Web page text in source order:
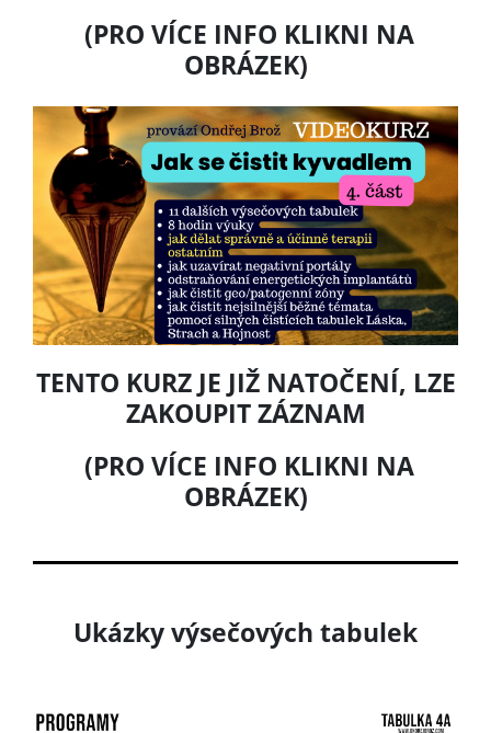
(PRO VÍCE INFO KLIKNI NA
OBRÁZEK)
TENTO KURZ JE JIŽ NATOČENÍ, LZE
ZAKOUPIT ZÁZNAM
(PRO VÍCE INFO KLIKNI NA
OBRÁZEK)
Ukázky výsečových tabulek